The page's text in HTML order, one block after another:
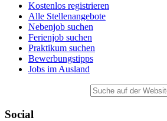
Kostenlos registrieren
Alle Stellenangebote
Nebenjob suchen
Ferienjob suchen
Praktikum suchen
Bewerbungstipps
Jobs im Ausland
Social